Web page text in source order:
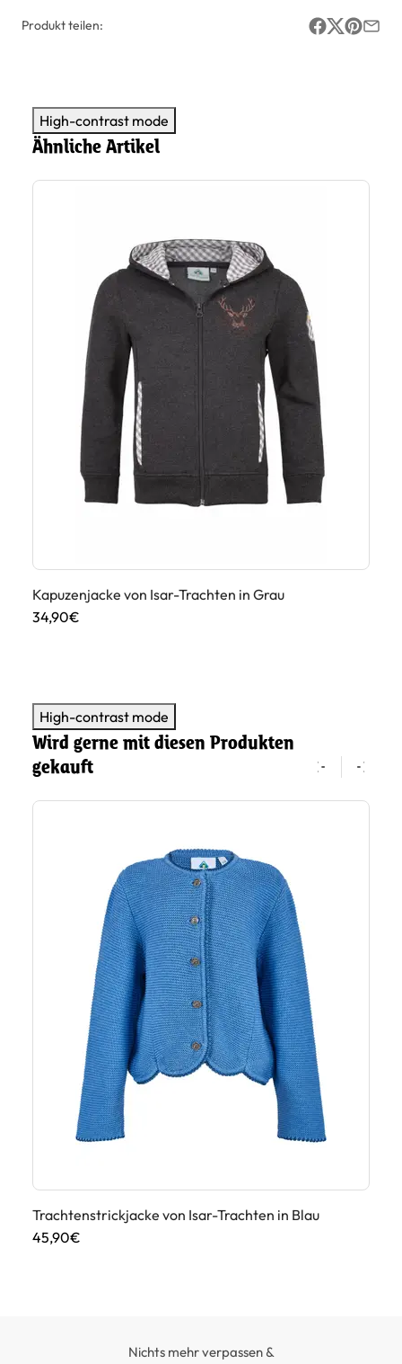
Produkt teilen:
High-contrast mode
Ähnliche Artikel
Kapuzenjacke von Isar-Trachten in Grau
34,90€
High-contrast mode
Wird gerne mit diesen Produkten
gekauft
Trachtenstrickjacke von Isar-Trachten in Blau
45,90€
Nichts mehr verpassen &